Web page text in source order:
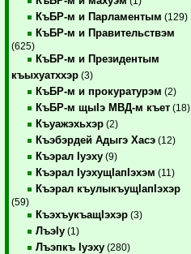
КъБР-м и Парламентым (129)
КъБР-м и Правительствэм
(625)
КъБР-м и Президентым
къыхуатххэр (3)
КъБР-м и прокуратурэм (2)
КъБР-м щыIэ МВД-м къет (18)
Къуажэхьхэр (2)
Къэбэрдей Адыгэ Хасэ (12)
Къэрал Iуэху (9)
Къэрал IуэхущIапIэхэм (11)
Къэрал къулыкъущIапIэхэр
(59)
КъэхъукъащIэхэр (3)
ЛъэIу (1)
Лъэпкъ Iуэху (280)